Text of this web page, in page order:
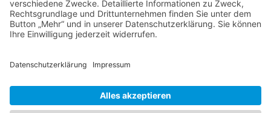
Band 25: Edmund Ratka
Deutschlands Mittelmeerpolitik
PDF-Flyer zur Schriftenreihe